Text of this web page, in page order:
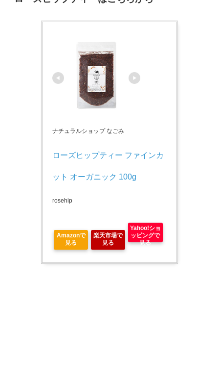
ナチュラルショップ なごみ
ローズヒップティー ファインカ
ット オーガニック 100g
rosehip
Amazonで
見る
楽天市場で
見る
Yahoo!ショ
ッピングで
見る